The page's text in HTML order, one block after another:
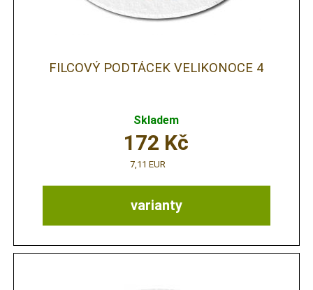
FILCOVÝ PODTÁCEK VELIKONOCE 4
Skladem
varianty
172 Kč
7,11 EUR